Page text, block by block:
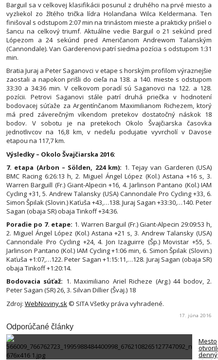
Barguil sa v celkovej klasifikácii posunul z druhého na prvé miesto a
vyzliekol zo žltého trička lídra Holanďana Wilca Keldermana. Ten
finišoval s odstupom 2:07 min na trinástom mieste a prakticky prišiel o
šancu na celkový triumf. Aktuálne vedie Barguil o 21 sekúnd pred
Lópezom a 24 sekúnd pred Američanom Andrewom Talanským
(Cannondale). Van Garderenovi patrí siedma pozícia s odstupom 1:31
min.
Bratia Juraj a Peter Saganovci v etape s horským profilom výraznejšie
zaostali a napokon prišli do cieľa na 138. a 140. mieste s odstupom
33:30 a 34:36 min. V celkovom poradí sú Saganovci na 122. a 128.
pozícii. Petrovi Saganovi stále patrí druhá priečka v hodnotení
bodovacej súťaže za Argentínčanom Maximilianom Richezem, ktorý
má pred záverečným víkendom pretekov dostatočný náskok 18
bodov. V sobotu je na pretekoch Okolo Švajčiarska časovka
jednotlivcov na 16,8 km, v nedeľu podujatie vyvrcholí v Davose
etapou na 117,7 km.
Výsledky – Okolo Švajčiarska 2016:
7. etapa (Arbon – Sölden, 224 km): 1. Tejay van Garderen (USA)
BMC Racing 6:26:13 h, 2. Miguel Ángel López (Kol.) Astana +16 s, 3.
Warren Barguill (Fr.) Giant-Alpecin +16, 4. Jarlinson Pantano (Kol.) IAM
Cycling +31, 5. Andrew Talansky (USA) Cannondale Pro Cycling +33, 6.
Simon Špilak (Slovin.) Kaťuša +43,…138. Juraj Sagan +33:30,…140. Peter
Sagan (obaja SR) obaja Tinkoff +34:36.
Poradie po 7. etape: 1. Warren Barguil (Fr.) Giant-Alpecin 29:09:53 h,
2. Miguel Ángel López (Kol.) Astana +21 s, 3. Andrew Talansky (USA)
Cannondale Pro Cycling +24, 4. Jon Izaguirre (Šp.) Movistar +55, 5.
Jarlinson Pantano (Kol.) IAM Cycling +1:06 min, 6. Simon Špilak (Slovin.)
Kaťuša +1:07,…122. Peter Sagan +1:15:11,…128. Juraj Sagan (obaja SR)
obaja Tinkoff +1:20:14.
Bodovacia súťaž: 1. Maximiliano Ariel Richeze (Arg.) 44 bodov, 2.
Peter Sagan (SR) 26, 3. Silvan Dillier (Švaj.) 18
Zdroj: WebNoviny.sk © SITA Všetky práva vyhradené.
17. júna 2016
Odporúčané články
Mesto
denný